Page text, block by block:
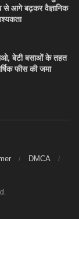
से आगे बढ़कर वैज्ञानिक
बेटी बसाओं के तहत
फीस की जमा
DMCA